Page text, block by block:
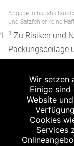
Abgabe in
und Satzfehler keine
1 Zu Risiken und
Packungsbeilage
unverbindliche
ein von den
rezeptfreie
Apotheken
Wir setzen
Einige
Website
Cookies
Services